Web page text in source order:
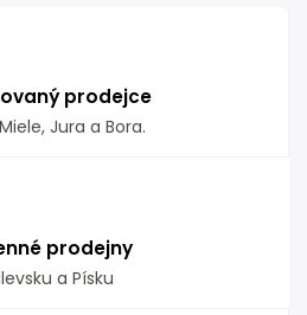
prodejce
Jura a Bora.
prodejny
a Písku